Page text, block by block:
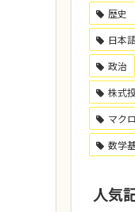
歴史
日本
政治
株式
マク
数学
人気